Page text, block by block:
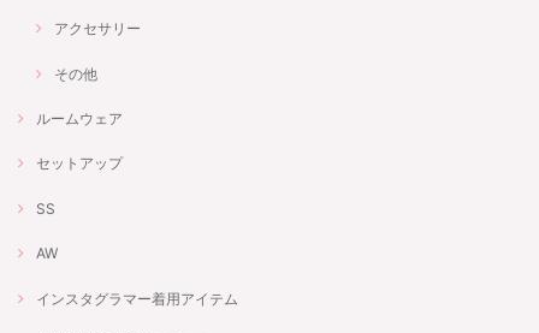
アクセサリー
その他
ルームウェア
セットアップ
SS
AW
インスタグラマー着用アイテム